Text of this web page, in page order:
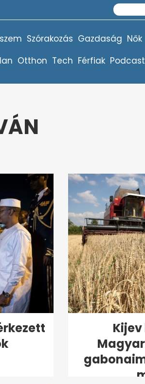
Szórakozás Gazdaság Nők
Otthon Tech Férfiak Podcast